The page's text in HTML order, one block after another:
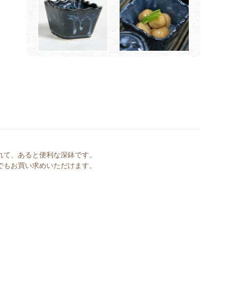
、あると便利な深鉢です。
お買い求めいただけます。